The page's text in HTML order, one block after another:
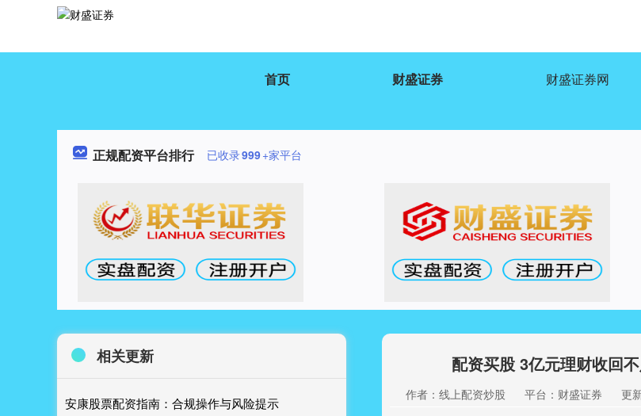
首页 财盛证券 财盛证券网
正规配资平台排行 已收录999+家平台
配资买股 3亿元理财收回
作者：线上配资炒股 平台：财盛证券 更
相关更新
安康股票配资指南：合规操作与风险提示